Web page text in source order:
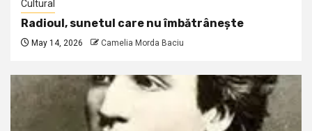
Cultural
Radioul, sunetul care nu îmbătrânește
May 14, 2026 Camelia Morda Baciu